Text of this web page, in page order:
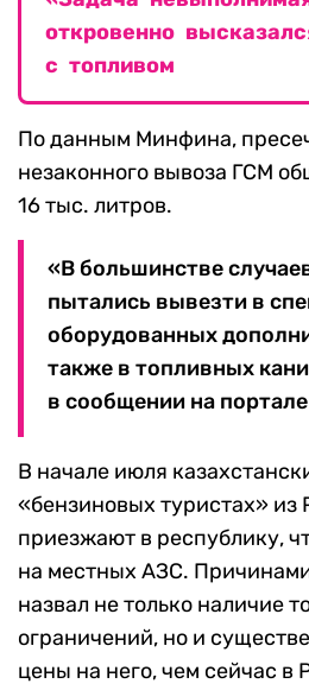
откровенно
с топливом
По данным Минфина,
незаконного вывоза ГСМ
16 тыс. литров.
«В большинстве
пытались вывезти в
оборудованных
также в топливных
в сообщении на
В начале июля
«бензиновых туристах» из
приезжают в республику,
на местных АЗС.
назвал не только наличие
ограничений, но и
цены на него, чем сейчас в